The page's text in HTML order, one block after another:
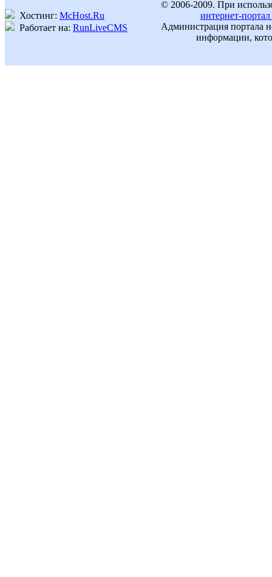
Хостинг: McHost.Ru
Работает на: RunLiveCMS
© 2006-2009. При
интернет-
Администрация портала
информации,